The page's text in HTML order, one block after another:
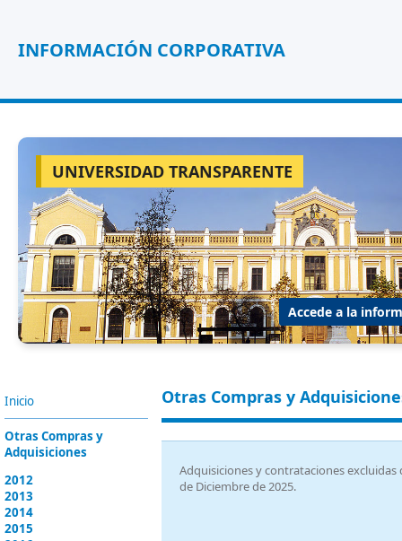
INFORMACIÓN CORPORATIVA
UNIVERSIDAD TRANSPARENTE
Accede a la
Inicio
Otras Compras y
Adquisiciones
2012
2013
2014
2015
Otras Compras y
Adquisiciones y contrataciones excluidas
de Diciembre de 2025.